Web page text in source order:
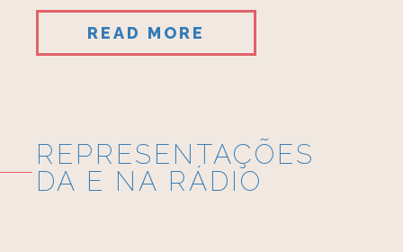
READ MORE
REPRESENTAÇÕES
DA E NA RÁDIO